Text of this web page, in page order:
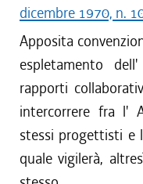
dicembre 1970, n.
Apposita
espletamento
rapporti
intercorrere fra l'
stessi progettisti e
quale vigilerà,